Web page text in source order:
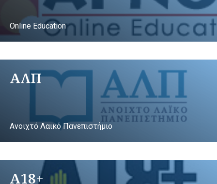
Online Education
ΑΛΠ
Ανοιχτό Λαικό Πανεπιστήμιο
A18+